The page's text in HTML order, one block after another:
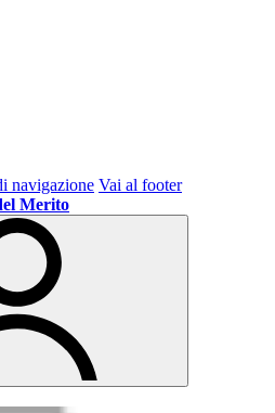
navigazione Vai al footer
Merito